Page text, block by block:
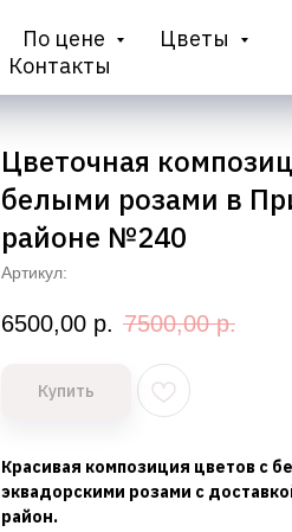
По цене
Цветы
Контакты
Цветочная
белыми розами в
районе №240
Артикул:
6500,00 р. 7500,00 р.
Купить
Красивая композиция цветов с
эквадорскими розами с
район.